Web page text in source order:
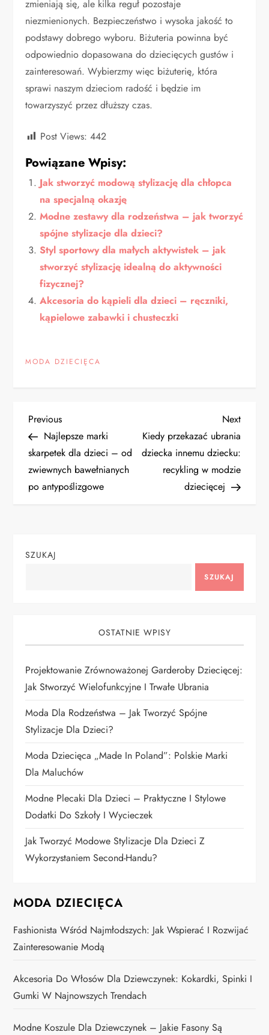
zmieniają się, ale kilka reguł pozostaje
niezmienionych. Bezpieczeństwo i wysoka jakość to
podstawy dobrego wyboru. Biżuteria powinna być
odpowiednio dopasowana do dziecięcych gustów i
zainteresowań. Wybierzmy więc biżuterię, która
sprawi naszym dzieciom radość i będzie im
towarzyszyć przez dłuższy czas.
Post Views: 442
Powiązane Wpisy:
Jak stworzyć modową stylizację dla chłopca
na specjalną okazję
Modne zestawy dla rodzeństwa – jak tworzyć
spójne stylizacje dla dzieci?
Styl sportowy dla małych aktywistek – jak
stworzyć stylizację idealną do aktywności
fizycznej?
Akcesoria do kąpieli dla dzieci – ręczniki,
kąpielowe zabawki i chusteczki
MODA DZIECIĘCA
N
a
w
a
a
w
p
i
s
u
Previous
Post
Previous
Najlepsze marki
skarpetek dla dzieci – od
zwiewnych bawełnianych
po antypoślizgowe
Next
Post
Next
Kiedy przekazać ubrania
dziecka innemu dziecku:
recykling w modzie
dziecięcej
SZUKAJ
SZUKAJ
OSTATNIE WPISY
Projektowanie Zrównoważonej Garderoby Dziecięcej:
Jak Stworzyć Wielofunkcyjne I Trwałe Ubrania
Moda Dla Rodzeństwa – Jak Tworzyć Spójne
Stylizacje Dla Dzieci?
Moda Dziecięca „Made In Poland”: Polskie Marki
Dla Maluchów
Modne Plecaki Dla Dzieci – Praktyczne I Stylowe
Dodatki Do Szkoły I Wycieczek
Jak Tworzyć Modowe Stylizacje Dla Dzieci Z
Wykorzystaniem Second-Handu?
MODA DZIECIĘCA
Fashionista Wśród Najmłodszych: Jak Wspierać I Rozwijać
Zainteresowanie Modą
Akcesoria Do Włosów Dla Dziewczynek: Kokardki, Spinki I
Gumki W Najnowszych Trendach
Modne Koszule Dla Dziewczynek – Jakie Fasony Są